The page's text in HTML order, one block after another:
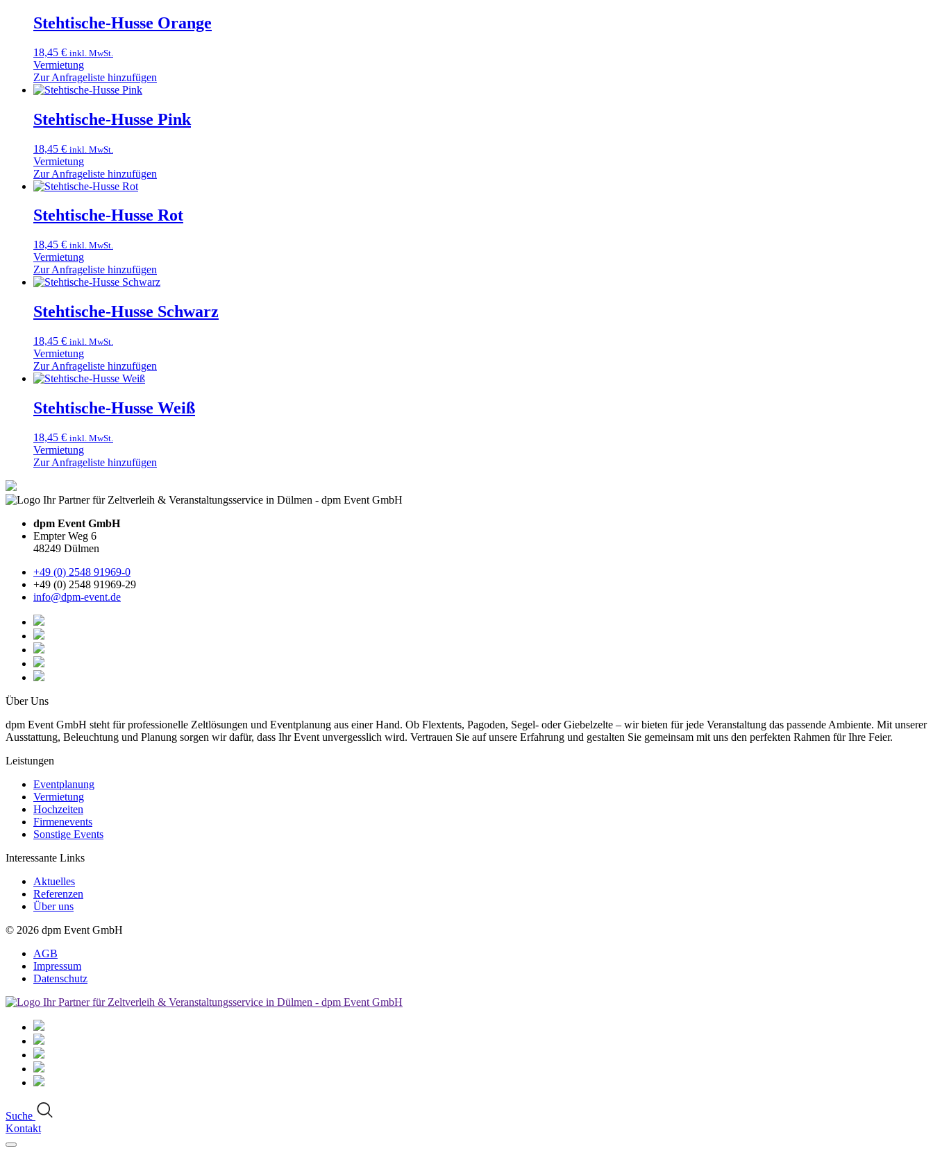
Stehtische-Husse Orange
18,45 € inkl. MwSt.
Vermietung
Zur Anfrageliste hinzufügen
Stehtische-Husse Pink
18,45 € inkl. MwSt.
Vermietung
Zur Anfrageliste hinzufügen
Stehtische-Husse Rot
18,45 € inkl. MwSt.
Vermietung
Zur Anfrageliste hinzufügen
Stehtische-Husse Schwarz
18,45 € inkl. MwSt.
Vermietung
Zur Anfrageliste hinzufügen
Stehtische-Husse Weiß
18,45 € inkl. MwSt.
Vermietung
Zur Anfrageliste hinzufügen
dpm Event GmbH
Empter Weg 6
48249 Dülmen
+49 (0) 2548 91969-0
+49 (0) 2548 91969-29
info@dpm-event.de
Über Uns
dpm Event GmbH steht für professionelle Zeltlösungen und Eventplanung aus einer Hand. Ob Flextents, Pagoden, Segel- oder Giebelzelte – wir bieten für jede Veranstaltung das passende Ambiente. Mit unserer
Ausstattung, Beleuchtung und Planung sorgen wir dafür, dass Ihr Event unvergesslich wird. Vertrauen Sie auf unsere Erfahrung und gestalten Sie gemeinsam mit uns den perfekten Rahmen für Ihre Feier.
Leistungen
Eventplanung
Vermietung
Hochzeiten
Firmenevents
Sonstige Events
Interessante Links
Aktuelles
Referenzen
Über uns
© 2026 dpm Event GmbH
AGB
Impressum
Datenschutz
Suche
Kontakt